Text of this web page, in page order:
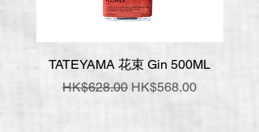
TATEYAMA 花束 Gin 500ML
一般價格
HK$628.00 促銷價格
HK$568.00